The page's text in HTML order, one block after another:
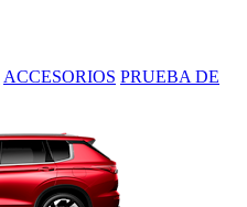
ACCESORIOS PRUEBA DE